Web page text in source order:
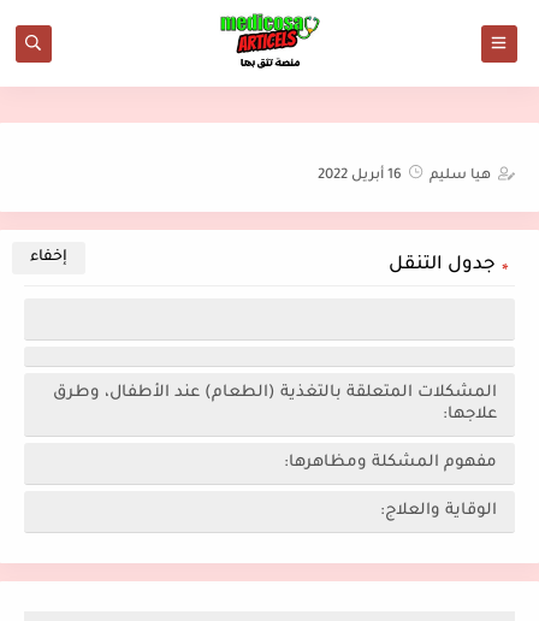
هيا سليم 16 أبريل 2022
جدول التنقل
المشكلات المتعلقة بالتغذية (الطعام) عند الأطفال، وطرق
علاجها:
مفهوم المشكلة ومظاهرها:
الوقاية والعلاج: